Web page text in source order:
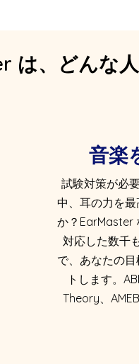
は、どんな
音楽
試験対策が必
中、耳の力を
か？EarMaster
対応した数千
で、あなたの
トします。
Theory、